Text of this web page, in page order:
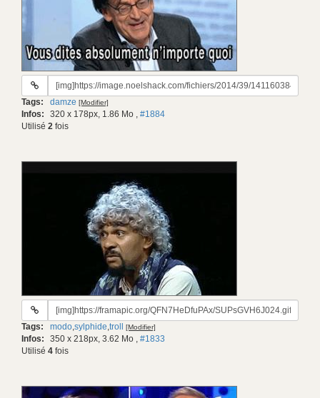
URL
gif:
Tags: damze [Modifier]
Infos: 320 x 178px, 1.86 Mo , #1884
Utilisé 2 fois
URL
gif:
Tags: modo,sylphide,troll [Modifier]
Infos: 350 x 218px, 3.62 Mo , #1833
Utilisé 4 fois